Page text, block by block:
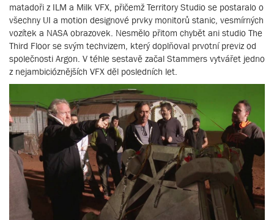
matadoři z ILM a Milk VFX, přičemž Territory Studio se postaralo o
všechny UI a motion designové prvky monitorů stanic, vesmírných
vozítek a NASA obrazovek. Nesmělo přitom chybět ani studio The
Third Floor se svým techvizem, který doplňoval prvotní previz od
společnosti Argon. V téhle sestavě začal Stammers vytvářet jedno
z nejambicióznějších VFX děl posledních let.